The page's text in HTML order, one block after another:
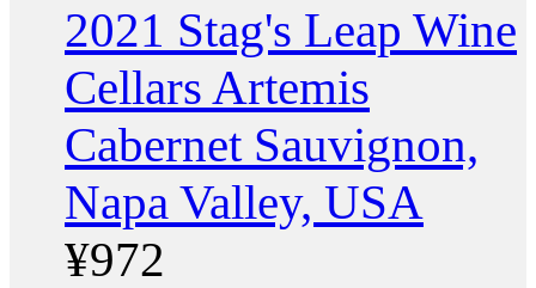
2021 Stag's Leap Wine
Cellars Artemis
Cabernet Sauvignon,
Napa Valley, USA
¥972